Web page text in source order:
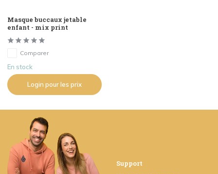
Masque buccaux jetable
enfant - mix print
Comparer
En stock
Login pour les prix
Support